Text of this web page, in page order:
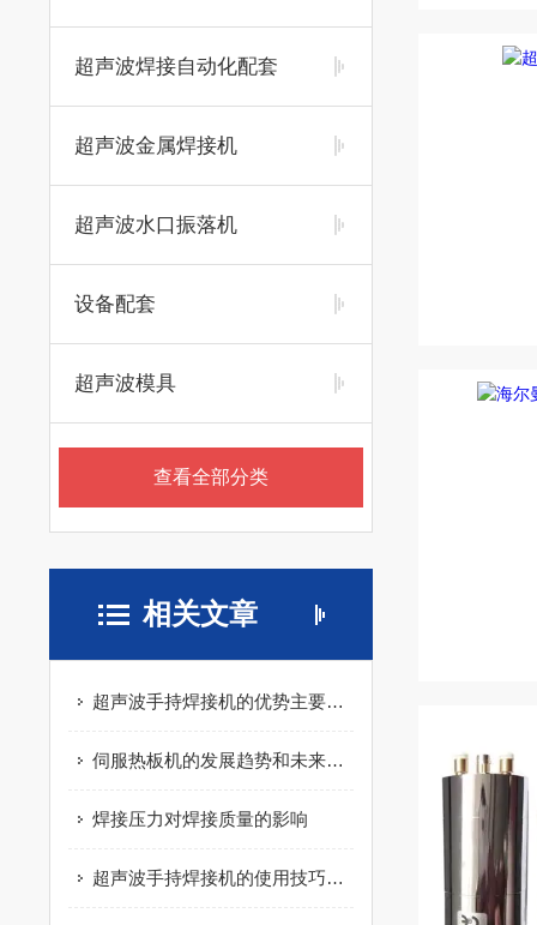
超声波焊接自动化配套
超声波金属焊接机
超声波水口振落机
设备配套
超声波模具
查看全部分类
相关文章
超声波手持焊接机的优势主要体现在这些方面
伺服热板机的发展趋势和未来展望
焊接压力对焊接质量的影响
超声波手持焊接机的使用技巧与常见问题处理